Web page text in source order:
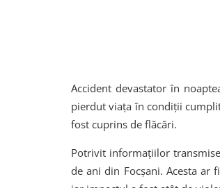
Accident devastator în
pierdut viața în condiții
fost cuprins de flăcări.
Potrivit informațiilor
de ani din Focșani. Acesta